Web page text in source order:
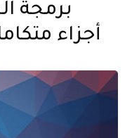
برمجة
أجزاء